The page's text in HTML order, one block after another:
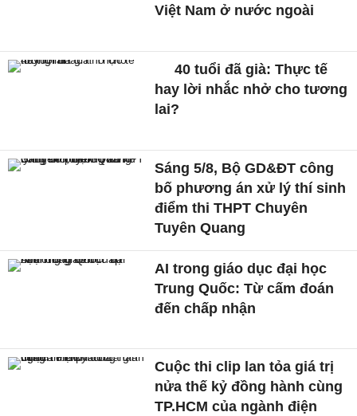
Việt Nam ở nước ngoài
40 tuổi đã già: Thực tế
hay lời nhắc nhở cho tương
lai?
Sáng 5/8, Bộ GD&ĐT công
bố phương án xử lý thí sinh
điểm thi THPT Chuyên
Tuyên Quang
AI trong giáo dục đại học
Trung Quốc: Từ cấm đoán
đến chấp nhận
Cuộc thi clip lan tỏa giá trị
nửa thế kỷ đồng hành cùng
TP.HCM của ngành điện